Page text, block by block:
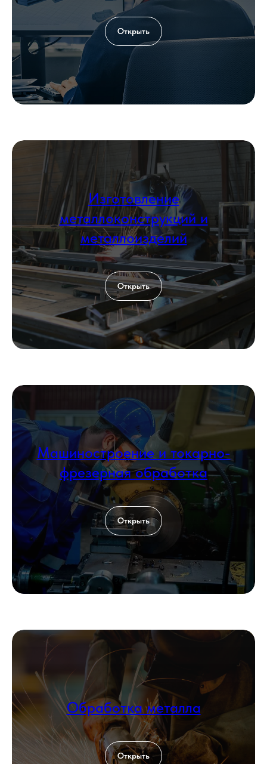
Открыть
Изготовление
металлоконструкций и
металлоизделий
Открыть
Машиностроение и токарно-
фрезерная обработка
Открыть
Обработка металла
Открыть
Согласен с политикой обработки
персональных данных
Оставить заявку